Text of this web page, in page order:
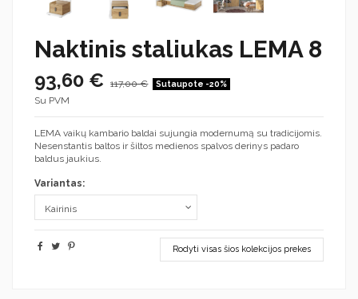
Naktinis staliukas LEMA 8
93,60 € 117,00 € Sutaupote -20%
Su PVM
LEMA vaikų kambario baldai sujungia modernumą su tradicijomis.
Nesenstantis baltos ir šiltos medienos spalvos derinys padaro
baldus jaukius.
Variantas:
Rodyti visas šios kolekcijos prekes